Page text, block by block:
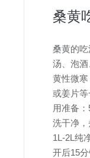
桑黄
桑黄的
汤、泡
黄性微
或姜片
用准备
洗干净，
1L-2L纯
开后15